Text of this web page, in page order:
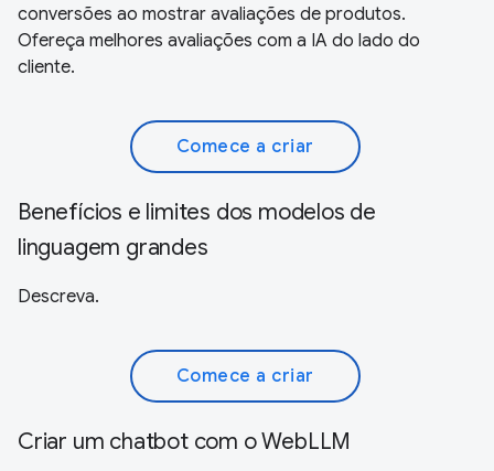
conversões ao mostrar avaliações de produtos.
Ofereça melhores avaliações com a IA do lado do
cliente.
Comece a criar
Benefícios e limites dos modelos de
linguagem grandes
Descreva.
Comece a criar
Criar um chatbot com o WebLLM